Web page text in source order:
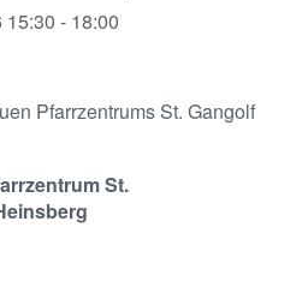
- 18:00
Pfarrzentrums St. Gangolf
St.